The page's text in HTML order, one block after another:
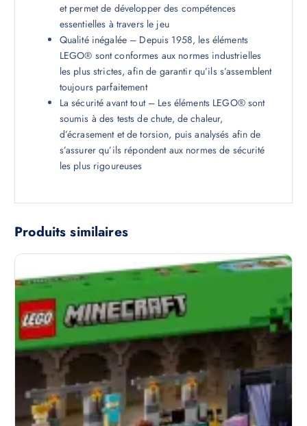
et permet de développer des compétences
essentielles à travers le jeu
Qualité inégalée – Depuis 1958, les éléments
LEGO® sont conformes aux normes industrielles
les plus strictes, afin de garantir qu’ils s’assemblent
toujours parfaitement
La sécurité avant tout – Les éléments LEGO® sont
soumis à des tests de chute, de chaleur,
d’écrasement et de torsion, puis analysés afin de
s’assurer qu’ils répondent aux normes de sécurité
les plus rigoureuses
Produits similaires